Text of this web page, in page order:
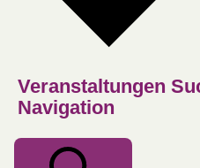
Veranstaltungen
Navigation